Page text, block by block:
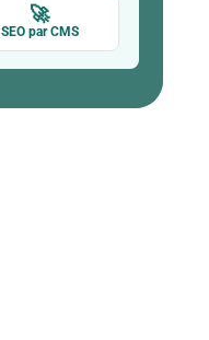
🚀
SEO par CMS